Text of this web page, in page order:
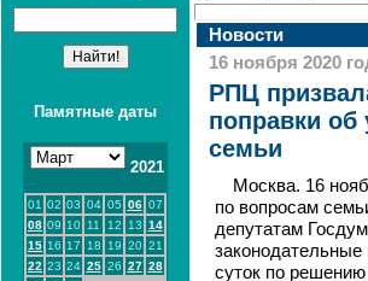
Памятные даты
2021
01 02 03 04 05 06 07
08 09 10 11 12 13 14
15 16 17 18 19 20 21
22 23 24 25 26 27 28
Новости
16 ноября 2020
РПЦ
поправки об
семьи
Москва. 16
по вопросам
депутатам
законодательные
суток по решению